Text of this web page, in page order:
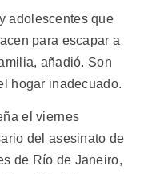
adolescentes que
para escapar a
añadió. Son
hogar inadecuado.
el viernes
del asesinato de
de Río de Janeiro,